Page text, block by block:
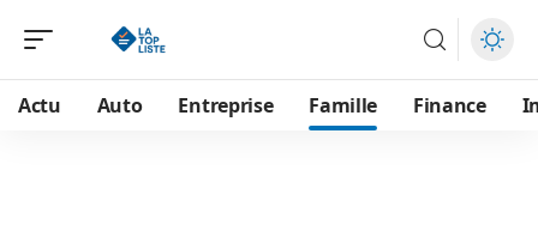
Actu Auto Entreprise Famille Finance